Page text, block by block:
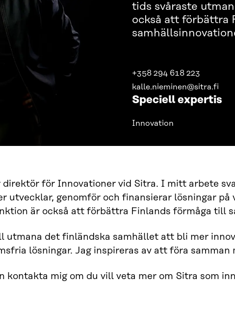
tids svåraste
också att förbättra
+358 294 618 223
kalle.nieminen@sitra.fi
Speciell expertis
Innovation
direktör för Innovationer vid Sitra. I mitt arbete
utvecklar, genomför och finansierar lösningar på
är också att förbättra Finlands förmåga till
utmana det finländska samhället att bli mer
lösningar. Jag inspireras av att föra samman
kontakta mig om du vill veta mer om Sitra som